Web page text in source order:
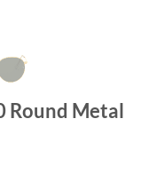
Round Metal